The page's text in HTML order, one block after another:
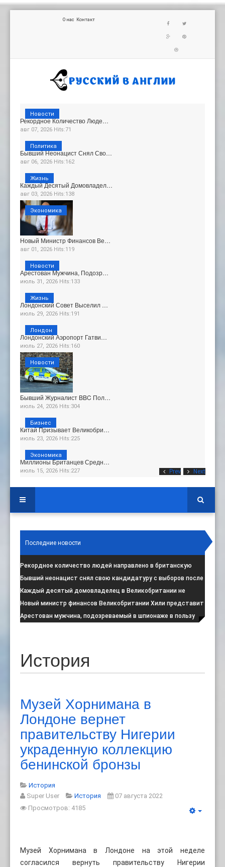
О нас Контакт
Prev Next
Рекордное Количество Люде…
авг 07, 2026 Hits:71
Новости
Бывший Неонацист Снял Сво…
авг 06, 2026 Hits:162
Политика
Каждый Десятый Домовладел…
авг 03, 2026 Hits:138
Жизнь
Новый Министр Финансов Ве…
авг 01, 2026 Hits:119
Экономика
Арестован Мужчина, Подозр…
июль 31, 2026 Hits:133
Новости
Лондонский Совет Выселил …
июль 29, 2026 Hits:191
Жизнь
Лондонский Аэропорт Гатви…
июль 27, 2026 Hits:160
Лондон
Бывший Журналист BBC Пол…
июль 24, 2026 Hits:304
Новости
Китай Призывает Великобри…
июль 23, 2026 Hits:225
Бизнес
Миллионы Британцев Средн…
июль 15, 2026 Hits:227
Экономика
Последние новости
Рекордное количество людей направлено в британскую
программу по борьбе с радикал:
Бывший неонацист снял свою кандидатуру с выборов после
негативной реакции общест:
Каждый десятый домовладелец в Великобритании не
намерен соблюдать запрет на испо:
Новый министр финансов Великобритании Хили представит
свой первый бюджет 28 октя:
Арестован мужчина, подозреваемый в шпионаже в пользу
История
Музей Хорнимана в
Лондоне вернет
правительству Нигерии
украденную коллекцию
бенинской бронзы
История
Super User
История
07 августа 2022
Просмотров: 4185
Музей Хорнимана в Лондоне на этой неделе
согласился вернуть правительству Нигерии